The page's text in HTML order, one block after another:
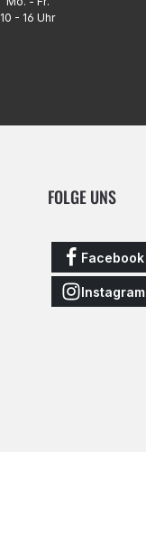
10 - 16 Uhr
FOLGE UNS
Facebook
Instagram